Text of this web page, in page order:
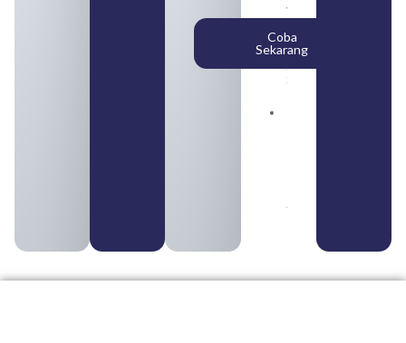
Coba
Sekarang
yang
Tergabung
dalam
Himbara
August 4,
2026
August 3, 2026